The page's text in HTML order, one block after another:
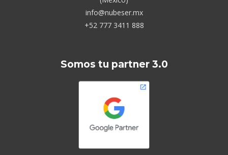
info@nubeser.mx
+52 777 3411 888
Somos tu partner 3.0